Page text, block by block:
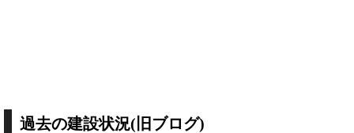
過去の建設状況(旧ブログ)